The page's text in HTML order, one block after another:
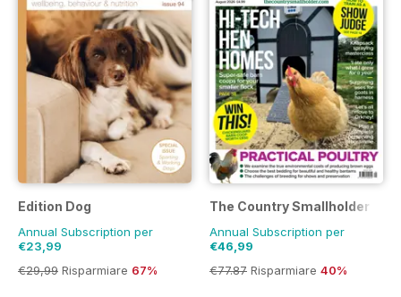
Edition Dog
Annual Subscription per
€23,99
€29,99 Risparmiare 67%
The Country Smallholder
Annual Subscription per
€46,99
€77.87 Risparmiare 40%